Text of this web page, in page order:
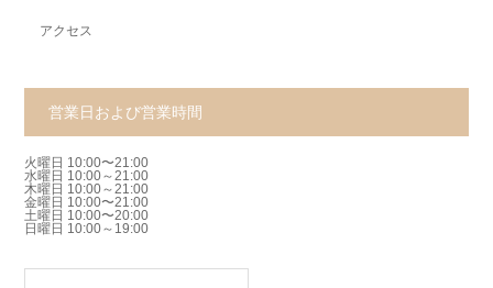
アクセス
営業日および営業時間
火曜日 10:00〜21:00
水曜日 10:00～21:00
木曜日 10:00～21:00
金曜日 10:00〜21:00
土曜日 10:00〜20:00
日曜日 10:00～19:00